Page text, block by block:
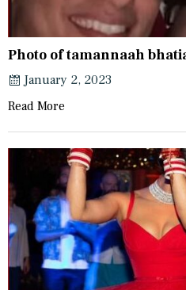
Photo of tamannaah bhatia
January 2, 2023
Read More